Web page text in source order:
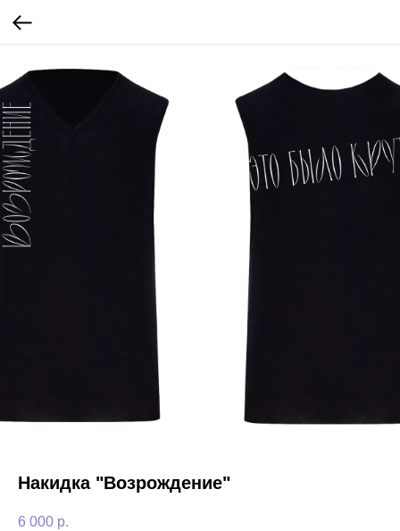
Накидка "Возрождение"
6 000 р.